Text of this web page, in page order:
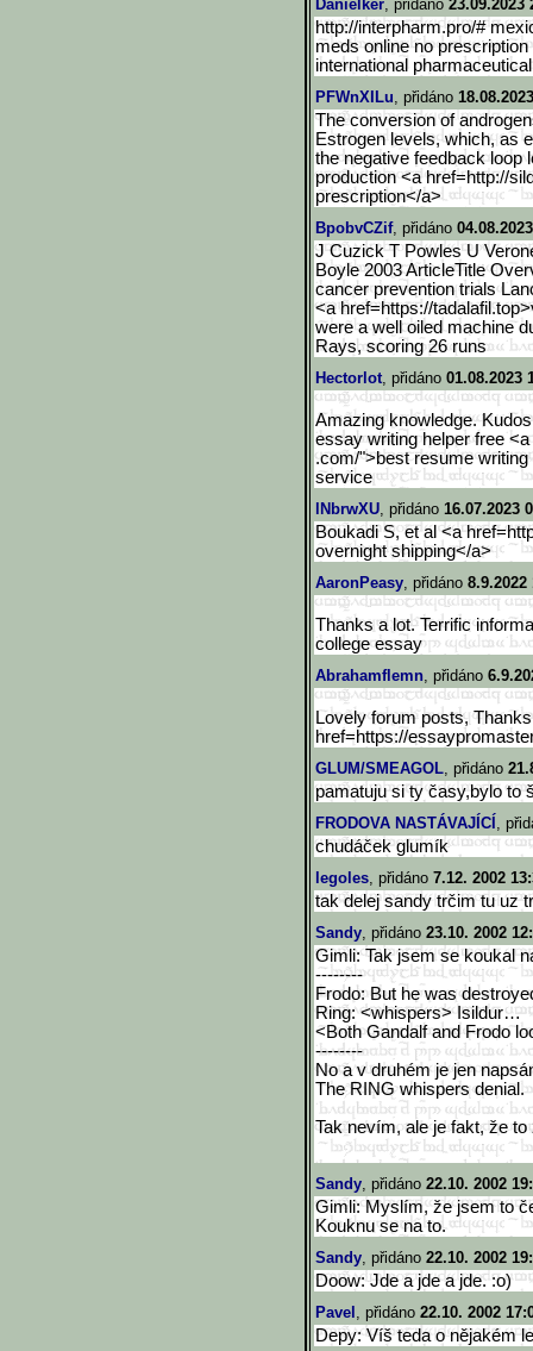
Danielker, přidáno 23.09.2023
http://interpharm.pro/#
meds online no
international
PFWnXILu, přidáno
The conversion of
Estrogen levels, which, as
the negative feedback loop
production <a href=http://
prescription</a>
BpobvCZif, přidáno
J Cuzick T Powles U
Boyle 2003 ArticleTitle
cancer prevention trials
<a href=https://tadalafil.top>
were a well oiled machine
Rays, scoring 26 runs
Hectorlot, přidáno 01.08.2023
Amazing knowledge.
essay writing helper free
.com/">best resume
service
lNbrwXU, přidáno 16.07.2023
Boukadi S, et al <a
overnight shipping</a>
AaronPeasy, přidáno 8.9.2022
Thanks a lot. Terrific
college essay
Abrahamflemn, přidáno
Lovely forum posts,
href=https://
GLUM/SMEAGOL, přidáno
pamatuju si ty časy,bylo to
FRODOVA NASTÁVAJÍCÍ ,
chudáček glumík
legoles, přidáno 7.12. 2002
tak delej sandy trčim tu uz
Sandy, přidáno 23.10. 2002
Gimli: Tak jsem se koukal
--------
Frodo: But he was
Ring: <whispers> Isildur…
<Both Gandalf and Frodo
--------
No a v druhém je jen
The RING whispers denial.
Tak nevím, ale je fakt, že
Sandy, přidáno 22.10. 2002
Gimli: Myslím, že jsem to
Kouknu se na to.
Sandy, přidáno 22.10. 2002
Doow: Jde a jde a jde. :o)
Pavel , přidáno 22.10. 2002
Depy: Víš teda o nějakém